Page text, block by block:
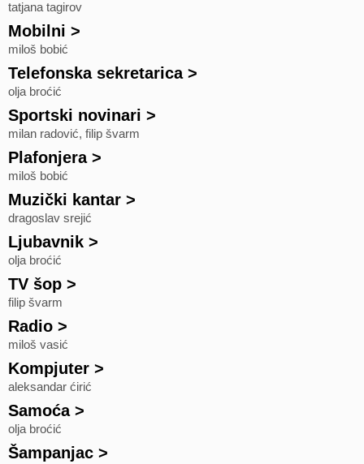
tatjana tagirov
Mobilni >
miloš bobić
Telefonska sekretarica>
olja broćić
Sportski novinari >
milan radović, filip švarm
Plafonjera>
miloš bobić
Muzički kantar >
dragoslav srejić
Ljubavnik >
olja broćić
TV šop >
filip švarm
Radio >
miloš vasić
Kompjuter >
aleksandar ćirić
Samoća>
olja broćić
Šampanjac >